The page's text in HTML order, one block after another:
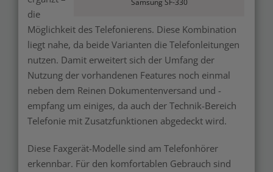
Samsung SF-330
die
Möglichkeit des Telefonierens. Diese Kombination
liegt nahe, da beide Varianten die Telefonleitungen
nutzen. Damit erweitert sich der Umfang der
Nutzung der vorhandenen Features noch einmal
neben dem Reinen Dokumentenversand und -
empfang um einiges, da auch der Technik-Bereich
Telefonie mit Zusatzfunktionen abgedeckt wird.
Diese Faxgerät-Modelle sind am Telefonhörer
erkennbar. Für den komfortablen Gebrauch sind